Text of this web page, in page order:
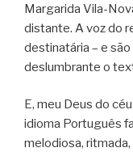
Margarida Vila-
distante. A voz do
destinatária – e
deslumbrante o
E, meu Deus do
idioma Português
melodiosa,